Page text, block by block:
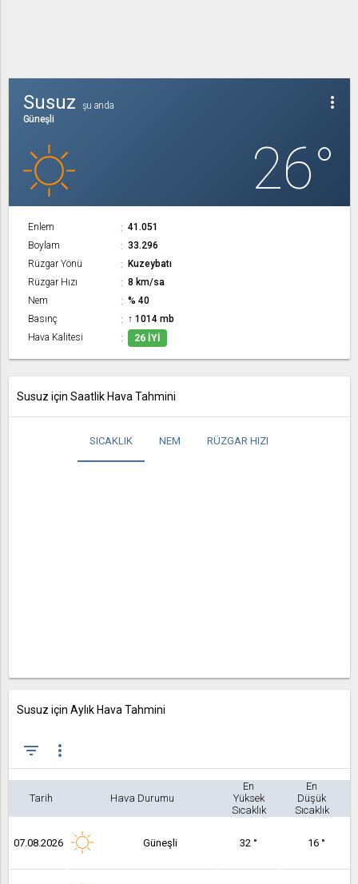
more_vert
Susuz
şu anda
Güneşli
26°
Enlem
41.051
Boylam
33.296
Rüzgar Yönü
Kuzeybatı
Rüzgar Hızı
8 km/sa
Nem
% 40
Basınç
↑ 1014 mb
Hava Kalitesi
26 İYI
Susuz için Saatlik Hava Tahmini
SICAKLIK NEM RÜZGAR HIZI
Susuz için Aylık Hava Tahmini
filter_list more_vert
Tarih Hava Durumu
En
Yüksek
Sıcaklık
En
Düşük
Sıcaklık
07.08.2026 Güneşli 32 ° 16 °